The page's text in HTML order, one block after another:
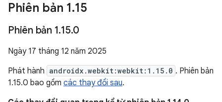
Phiên bản 1.15
Phiên bản 1.15.0
Ngày 17 tháng 12 năm 2025
Phát hành androidx.webkit:webkit:1.15.0 . Phiên bản
1.15.0 bao gồm các thay đổi sau.